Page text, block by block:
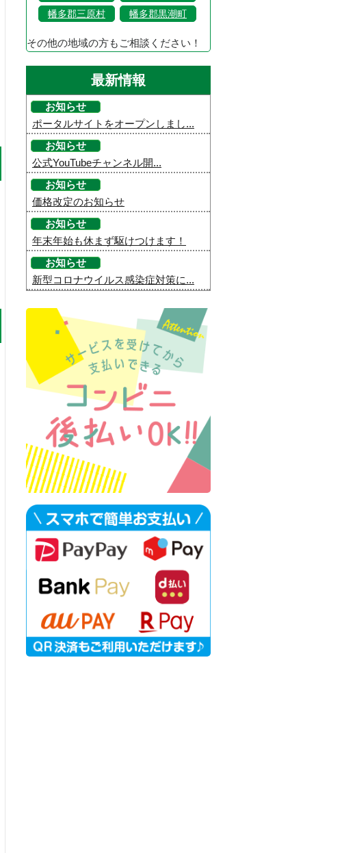
幡多郡三原村
幡多郡黒潮町
その他の地域の方もご相談ください！
最新情報
お知らせ
ポータルサイトをオープンしまし...
お知らせ
公式YouTubeチャンネル開...
お知らせ
価格改定のお知らせ
お知らせ
年末年始も休まず駆けつけます！
お知らせ
新型コロナウイルス感染症対策に...